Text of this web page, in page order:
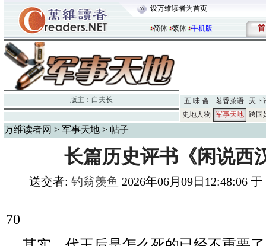
设万维读者为首页
简体 繁体 手机版 首
版主： 白夫长 五 味 斋 茗香茶语
天下
史地人物
军事天地 跨国
万维读者网 > 军事天地 > 帖子
长篇历史评书《闲说西
送交者: 钓翁羡鱼 2026年06月09日12:48:06
70